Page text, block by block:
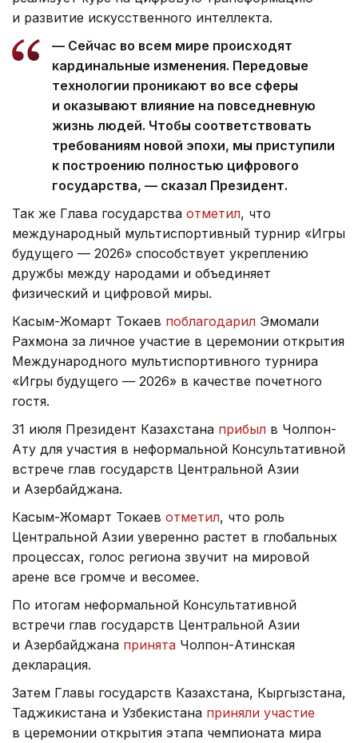
и развитие искусственного интеллекта.
— Сейчас во всем мире происходят
кардинальные изменения. Передовые
технологии проникают во все сферы
и оказывают влияние на повседневную
жизнь людей. Чтобы соответствовать
требованиям новой эпохи, мы приступили
к построению полностью цифрового
государства, — сказал Президент.
Так же Глава государства отметил, что
международный мультиспортивный турнир «Игры
будущего — 2026» способствует укреплению
дружбы между народами и объединяет
физический и цифровой миры.
Касым-Жомарт Токаев поблагодарил Эмомали
Рахмона за личное участие в церемонии открытия
Международного мультиспортивного турнира
«Игры будущего — 2026» в качестве почетного
гостя.
31 июля Президент Казахстана прибыл в Чолпон-
Ату для участия в неформальной Консультативной
встрече глав государств Центральной Азии
и Азербайджана.
Касым-Жомарт Токаев отметил, что роль
Центральной Азии уверенно растет в глобальных
процессах, голос региона звучит на мировой
арене все громче и весомее.
По итогам неформальной Консультативной
встречи глав государств Центральной Азии
и Азербайджана принята Чолпон-Атинская
декларация.
Затем Главы государств Казахстана, Кыргызстана,
Таджикистана и Узбекистана приняли участие
в церемонии открытия этапа чемпионата мира